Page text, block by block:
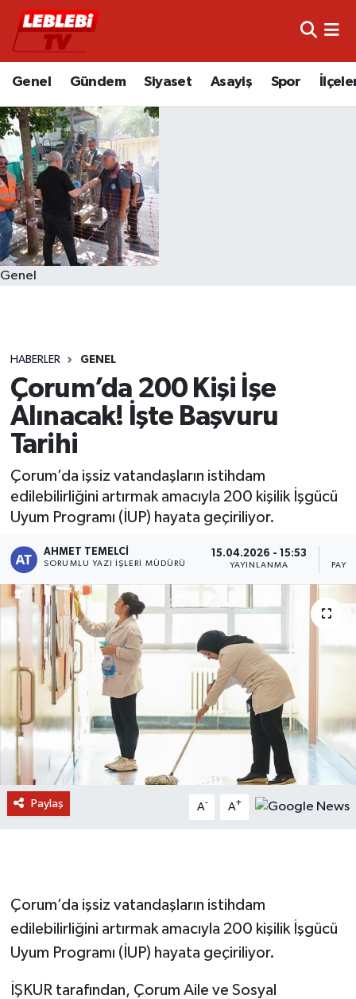
Genel Gündem Siyaset Asayiş Spor
Genel
HABERLER GENEL
Çorum’da 200 Kişi İşe
Alınacak! İşte Başvuru
Tarihi
Çorum’da işsiz vatandaşların istihdam
edilebilirliğini artırmak amacıyla 200 kişilik İşgücü
Uyum Programı (İUP) hayata geçiriliyor.
AHMET TEMELCI
SORUMLU YAZI İŞLERI MÜDÜRÜ
15.04.2026 - 15:53
YAYINLANMA
Paylaş A- A+
Çorum’da işsiz vatandaşların istihdam
edilebilirliğini artırmak amacıyla 200 kişilik İşgücü
Uyum Programı (İUP) hayata geçiriliyor.
İŞKUR tarafından, Çorum Aile ve Sosyal
Hava Durumu
Trafik Durumu
Süper Lig Puan Durumu ve Fikstür
Tüm Manşetler
Son Dakika Haberleri